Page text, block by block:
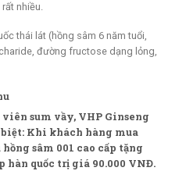
nhiều.
thái lát (hồng sâm 6 năm tuổi,
đường fructose dạng lỏng,
sum vầy, VHP Ginseng
Khi khách hàng mua
sâm 001 cao cấp tặng
hàn quốc trị giá 90.000 VNĐ.